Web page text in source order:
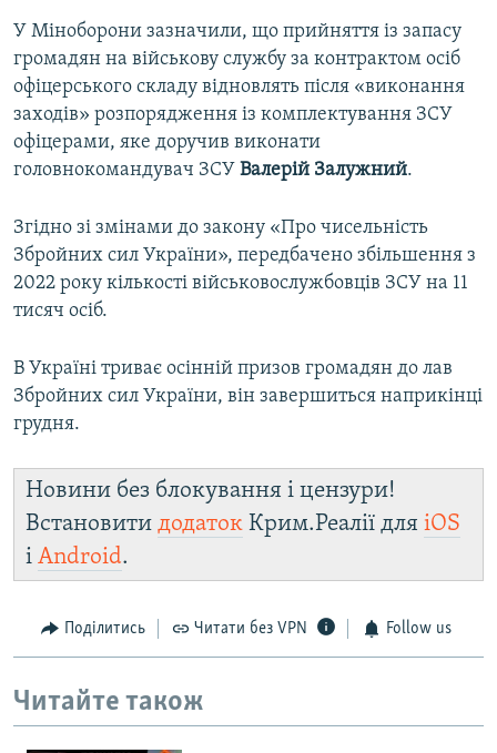
У Міноборони зазначили, що прийняття із запасу
громадян на військову службу за контрактом осіб
офіцерського складу відновлять після «виконання
заходів» розпорядження із комплектування ЗСУ
офіцерами, яке доручив виконати
головнокомандувач ЗСУ Валерій Залужний.
Згідно зі змінами до закону «Про чисельність
Збройних сил України», передбачено збільшення з
2022 року кількості військовослужбовців ЗСУ на 11
тисяч осіб.
В Україні триває осінній призов громадян до лав
Збройних сил України, він завершиться наприкінці
грудня.
Новини без блокування і цензури!
Встановити додаток Крим.Реалії для iOS
і Android.
Поділитись Читати без VPN Follow us
Читайте також